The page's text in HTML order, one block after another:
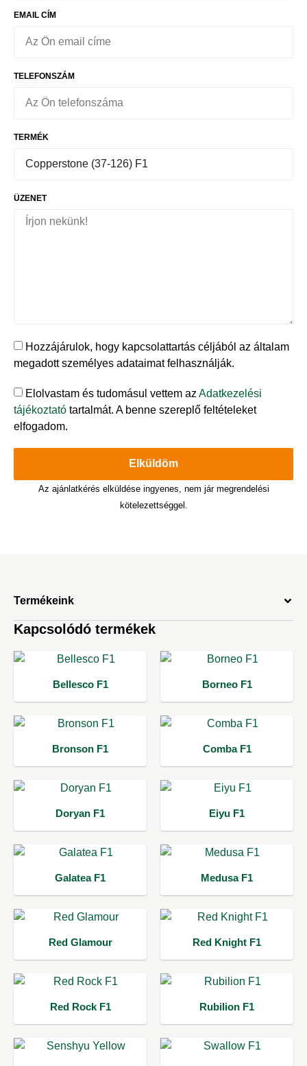
EMAIL CÍM
TELEFONSZÁM
TERMÉK
ÜZENET
Hozzájárulok, hogy kapcsolattartás céljából az általam
megadott személyes adataimat felhasználják.
Elolvastam és tudomásul vettem az Adatkezelési
tájékoztató tartalmát. A benne szereplő feltételeket
elfogadom.
Elküldöm
Az ajánlatkérés elküldése ingyenes, nem jár megrendelési
kötelezettséggel.
Termékeink
Kapcsolódó termékek
Bellesco F1 Borneo F1
Bronson F1 Comba F1
Doryan F1 Eiyu F1
Galatea F1 Medusa F1
Red Glamour Red Knight F1
Red Rock F1 Rubilion F1